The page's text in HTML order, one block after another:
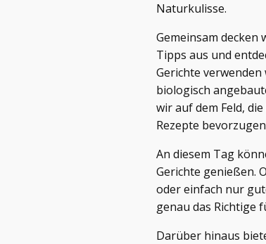
Naturkulisse.
Gemeinsam decken
Tipps aus und
Gerichte
biologisch
wir auf dem Feld,
Rezepte
An diesem Tag
Gerichte genießen.
oder einfach nur
genau das Richtige
Darüber hinaus